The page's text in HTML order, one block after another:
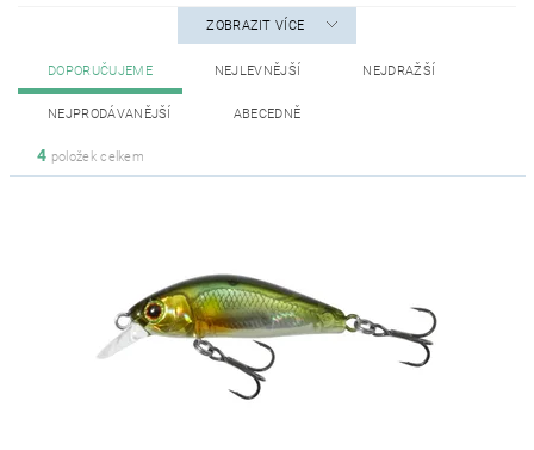
ZOBRAZIT VÍCE
DOPORUČUJEME NEJLEVNĚJŠÍ NEJDRAŽŠÍ
NEJPRODÁVANĚJŠÍ ABECEDNĚ
4 položek celkem